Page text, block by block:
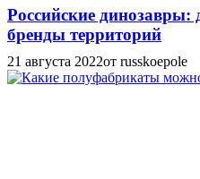
Российские динозавры:
бренды территорий
21 августа 2022от russkoepole